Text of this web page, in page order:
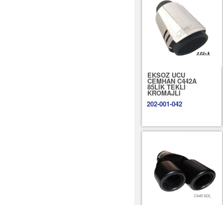
EKSOZ UCU
CEMHAN C442A
85LİK TEKLİ
KROMAJLI
202-001-042